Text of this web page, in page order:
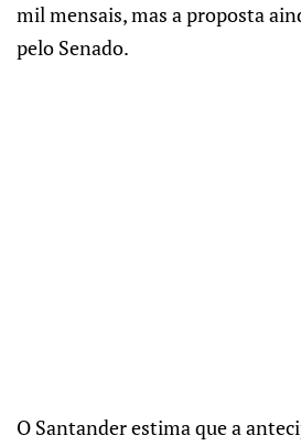
mil mensais, mas a proposta
pelo Senado.
O Santander estima que a